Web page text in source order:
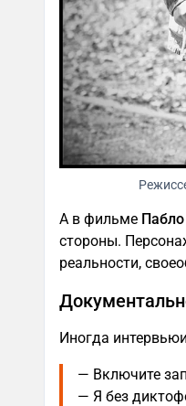
А в фильме
стороны.
реальности,
Иногда
— Включите
— Я без